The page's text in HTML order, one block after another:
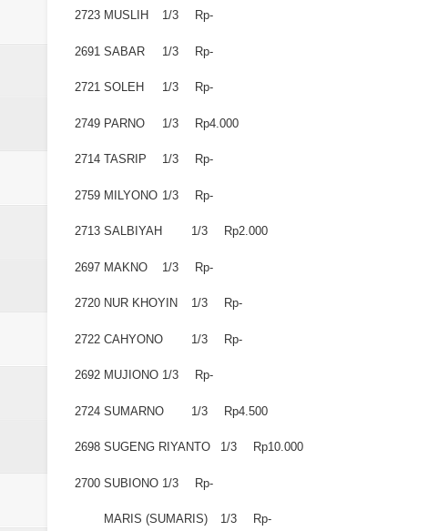
Laporan Koin Nu Babadan Oktober II
Laporan Koin Nu Amongrogo
Laporan Koin Nu Wonokerso
Laporan Koin Nu Tembok Oktober I
2723 MUSLIH 1/3 Rp-
2691 SABAR 1/3 Rp-
2721 SOLEH 1/3 Rp-
2749 PARNO 1/3 Rp4.000
2714 TASRIP 1/3 Rp-
2759 MILYONO 1/3 Rp-
2713 SALBIYAH 1/3 Rp2.000
2697 MAKNO 1/3 Rp-
2720 NUR KHOYIN 1/3 Rp-
2722 CAHYONO 1/3 Rp-
2692 MUJIONO 1/3 Rp-
2724 SUMARNO 1/3 Rp4.500
2698 SUGENG RIYANTO 1/3 Rp10.000
2700 SUBIONO 1/3 Rp-
MARIS (SUMARIS) 1/3 Rp-